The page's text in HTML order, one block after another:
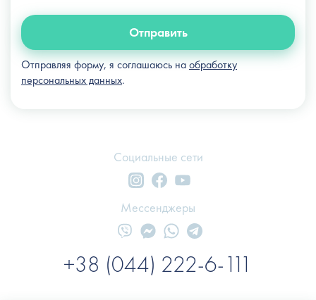
Отправить
Отправляя форму, я соглашаюсь наобработку
персональных данных.
Социальные сети
+38 (044) 222-6-111
Мессенджеры